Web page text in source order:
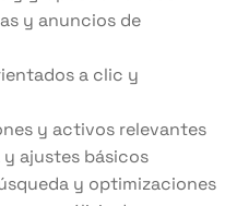
y anuncios de
a clic y
y activos relevantes
ajustes básicos
y optimizaciones